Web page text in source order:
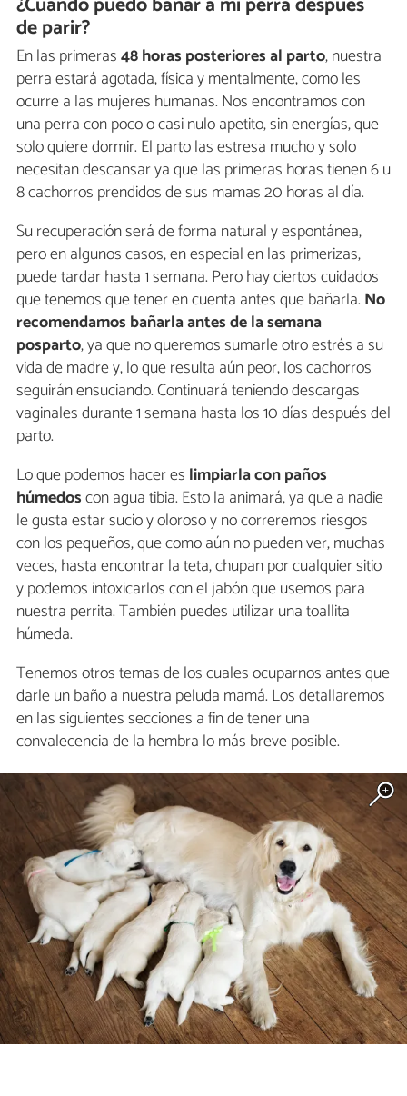
de parir?
En las primeras48 horas posteriores al parto, nuestra
perra estará agotada, física y mentalmente, como les
ocurre a las mujeres humanas. Nos encontramos con
una perra con poco o casi nulo apetito, sin energías, que
solo quiere dormir. El parto las estresa mucho y solo
necesitan descansar ya que las primeras horas tienen 6 u
8 cachorros prendidos de sus mamas 20 horas al día.
Su recuperación será de forma natural y espontánea,
pero en algunos casos, en especial en las primerizas,
puede tardar hasta 1 semana. Pero hay ciertos cuidados
que tenemos que tener en cuenta antes que bañarla. No
recomendamos bañarla antes de la semana
posparto, ya que no queremos sumarle otro estrés a su
vida de madre y, lo que resulta aún peor, los cachorros
seguirán ensuciando. Continuará teniendo descargas
vaginales durante 1 semana hasta los 10 días después del
parto.
Lo que podemos hacer es limpiarla con paños
húmedoscon agua tibia. Esto la animará, ya que a nadie
le gusta estar sucio y oloroso y no correremos riesgos
con los pequeños, que como aún no pueden ver, muchas
veces, hasta encontrar la teta, chupan por cualquier sitio
y podemos intoxicarlos con el jabón que usemos para
nuestra perrita. También puedes utilizar una toallita
húmeda.
Tenemos otros temas de los cuales ocuparnos antes que
darle un baño a nuestra peluda mamá. Los detallaremos
en las siguientes secciones a fin de tener una
convalecencia de la hembra lo más breve posible.